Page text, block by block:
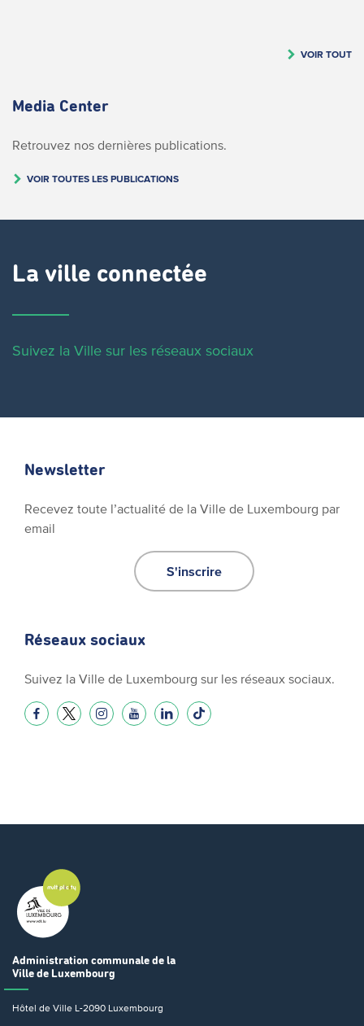
VOIR TOUT
Media Center
Retrouvez nos dernières publications.
VOIR TOUTES LES PUBLICATIONS
La ville connectée
Suivez la Ville sur les réseaux sociaux
Newsletter
Recevez toute l’actualité de la Ville de Luxembourg par
email
S'inscrire
Réseaux sociaux
Suivez la Ville de Luxembourg sur les réseaux sociaux.
Administration communale de la
Ville de Luxembourg
Hôtel de Ville L-2090 Luxembourg